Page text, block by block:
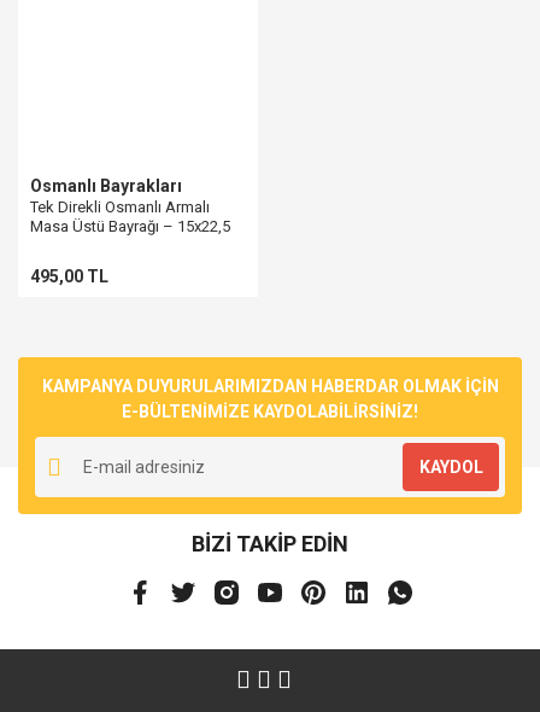
Osmanlı Bayrakları
Tek Direkli Osmanlı Armalı
Masa Üstü Bayrağı – 15x22,5
495,00 TL
KAMPANYA DUYURULARIMIZDAN HABERDAR OLMAK İÇİN
E-BÜLTENİMİZE KAYDOLABİLİRSİNİZ!
KAYDOL
BİZİ TAKİP EDİN